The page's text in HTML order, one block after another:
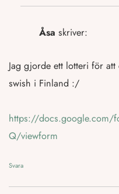
Åsa skriver:
Jag gjorde ett lotteri för
swish i Finland :/
https://docs.google.com/
Q/viewform
Svara